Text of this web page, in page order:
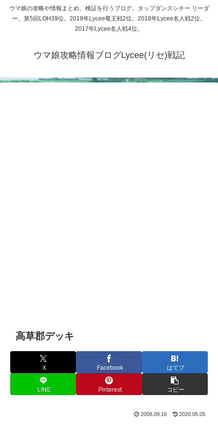
ウマ娘の攻略や情報まとめ、検証を行うブログ。タップダンスシチー リーダ
ー。第5回LOH39位。2019年Lycee竜王戦2位。2018年Lycee名人戦2位。
2017年Lycee名人戦4位。
ウマ娘攻略情報ブログLycee(リセ)戦記
高草郡デッキ
X Facebook はてブ
LINE Pinterest コピー
2008.09.16 2020.05.05